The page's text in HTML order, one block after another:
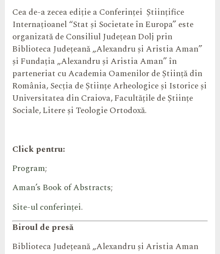
Cea de-a zecea ediție a Conferinței Științifice
Internațioanel “Stat și Societate în Europa” este
organizată de Consiliul Județean Dolj prin
Biblioteca Județeană „Alexandru și Aristia Aman”
și Fundația „Alexandru și Aristia Aman” în
parteneriat cu Academia Oamenilor de Știință din
România, Secția de Științe Arheologice și Istorice și
Universitatea din Craiova, Facultățile de Științe
Sociale, Litere și Teologie Ortodoxă.
Click pentru:
Program;
Aman’s Book of Abstracts;
Site-ul conferinței.
Biroul de presă
Biblioteca Județeană „Alexandru și Aristia Aman